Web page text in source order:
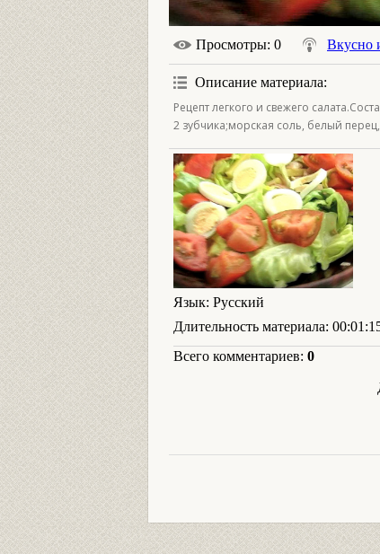
Просмотры: 0 Вкусно
Описание материала:
Рецепт легкого и свежего
2 зубчика;морская соль, белый
Язык: Русский
Длительность материала:
Всего комментариев: 0